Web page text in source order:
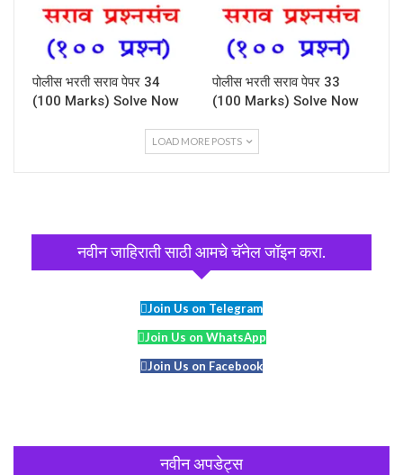
पोलीस भरती सराव पेपर 34
(100 Marks) Solve Now
पोलीस भरती सराव पेपर 33
(100 Marks) Solve Now
LOAD MORE POSTS
नवीन जाहिराती साठी आमचे चॅनेल जॉइन करा.
Join Us on Telegram
Join Us on WhatsApp
Join Us on Facebook
नवीन अपडेट्स